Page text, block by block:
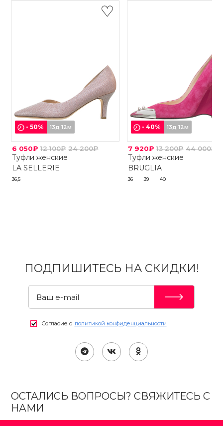
-50% 13д 12м
6 050₽ 12 100₽ 24 200₽
Туфли женские
LA SELLERIE
36,5
-40% 13д 12м
7 920₽ 13 200₽ 44 000₽
Туфли женские
BRUGLIA
36 39 40
ПОДПИШИТЕСЬ НА СКИДКИ!
Согласие с политикой конфиденциальности
ОСТАЛИСЬ ВОПРОСЫ? СВЯЖИТЕСЬ С
НАМИ